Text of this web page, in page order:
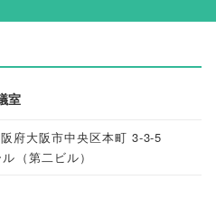
室
府大阪市中央区本町 3-3-5
（第二ビル）